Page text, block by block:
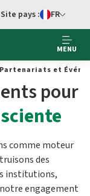
Sélecteur de
Site pays : FR
MENU
Partenariats et
pour
comme moteur
des
institutions,
engagement